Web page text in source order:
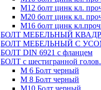
М12 болт цинк кл.
М20 болт цинк кл.
М16 болт цинк
БОЛТ МЕБЕЛЬНЫЙ
БОЛТ МЕБЕЛЬНЫЙ С
БОЛТ DIN 6921 c фланцем
БОЛТ с шестигранной
М 6 Болт черный
М 8 Болт черный
М10 Болт черный